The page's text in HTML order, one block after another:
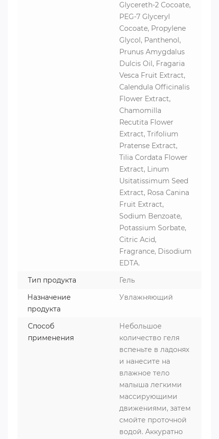
Glycereth-2 Cocoate,
PEG-7 Glyceryl
Cocoate, Propylene
Glycol, Panthenol,
Prunus Amygdalus
Dulcis Oil, Fragaria
Vesca Fruit Extract,
Calendula Officinalis
Flower Extract,
Chamomilla
Recutita Flower
Extract, Trifolium
Pratense Extract,
Tilia Cordata Flower
Extract, Linum
Usitatissimum Seed
Extract, Rosa Canina
Fruit Extract,
Sodium Benzoate,
Potassium Sorbate,
Citric Acid,
Fragrance, Disodium
EDTA.
Тип продукта
Гель
Назначение
продукта
Увлажняющий
Способ
применения
Небольшое
количество геля
вспеньте в ладонях
и нанесите на
влажное тело
малыша легкими
массирующими
движениями, затем
смойте проточной
водой. Аккуратно